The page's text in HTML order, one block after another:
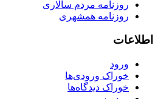
روزنامه مردم سالاری
روزنامه همشهری
اطلاعات
ورود
خوراک ورودی‌ها
خوراک دیدگاه‌ها